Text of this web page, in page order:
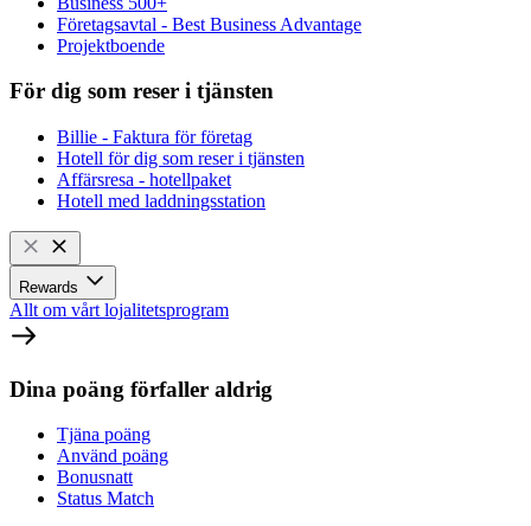
Företagsavtal - Best Business Advantage
Projektboende
För dig som reser i tjänsten
Billie - Faktura för företag
Hotell för dig som reser i tjänsten
Affärsresa - hotellpaket
Hotell med laddningsstation
Rewards
Allt om vårt lojalitetsprogram
Dina poäng förfaller aldrig
Tjäna poäng
Använd poäng
Bonusnatt
Status Match